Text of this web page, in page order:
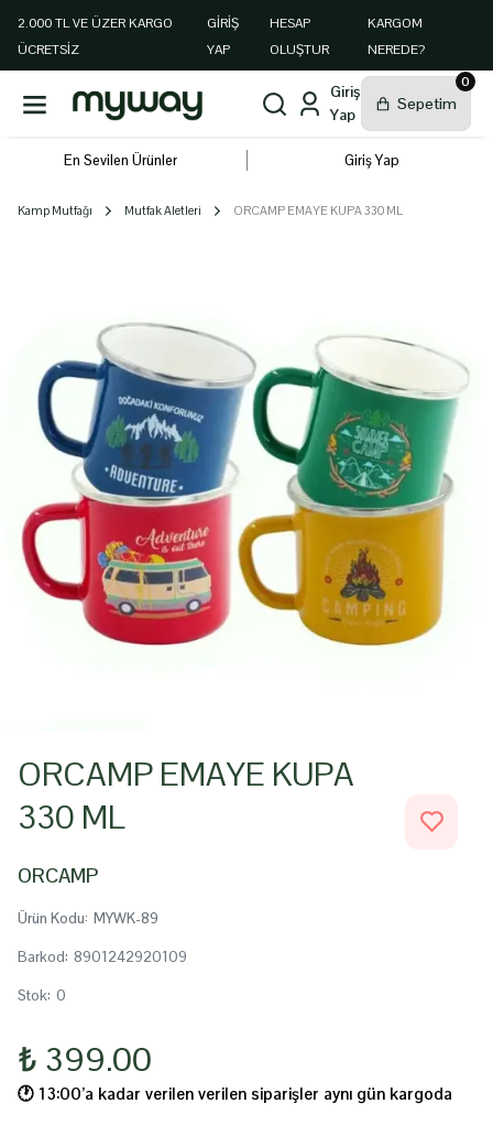
2.000 TL VE ÜZER KARGO
ÜCRETSİZ
GIRIŞ
YAP
HESAP
OLUŞTUR
KARGOM
NEREDE?
0
En Sevilen Ürünler Giriş Yap
Kamp Mutfağı Mutfak Aletleri ORCAMP EMAYE KUPA 330 ML
ORCAMP EMAYE KUPA
330 ML
ORCAMP
Ürün Kodu: MYWK-89
Barkod: 8901242920109
Stok: 0
₺ 399.00
🕐️ 13:00’a kadar verilen verilen siparişler aynı gün kargoda